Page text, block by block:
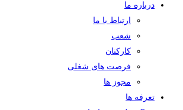
درباره ما
ارتباط با ما
شعب
کارکنان
فرصت های شغلی
مجوز ها
تعرفه ها